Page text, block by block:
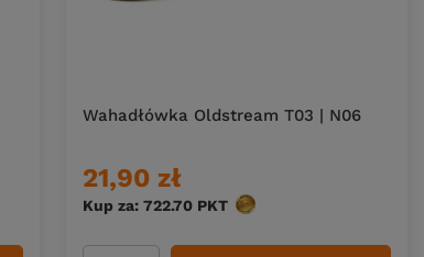
Wahadłówka Oldstream T03 | N06
21,90 zł
Kup za: 722.70 PKT punktów